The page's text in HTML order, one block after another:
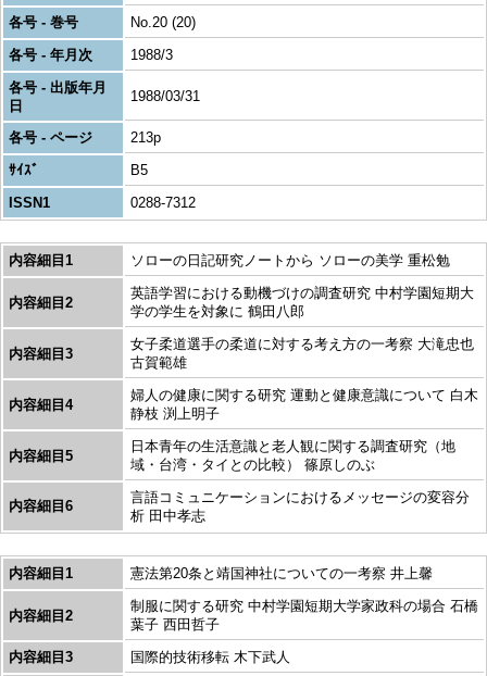
各号 - 巻号
No.20 (20)
各号 - 年月次
1988/3
各号 - 出版年月
日
1988/03/31
各号 - ページ
213p
ｻｲｽﾞ
B5
ISSN1
0288-7312
内容細目1 ソローの日記研究ノートから ソローの美学 重松勉
内容細目2
英語学習における動機づけの調査研究 中村学園短期大
学の学生を対象に 鶴田八郎
内容細目3
女子柔道選手の柔道に対する考え方の一考察 大滝忠也
古賀範雄
内容細目4
婦人の健康に関する研究 運動と健康意識について 白木
静枝 渕上明子
内容細目5
日本青年の生活意識と老人観に関する調査研究（地
域・台湾・タイとの比較） 篠原しのぶ
内容細目6
言語コミュニケーションにおけるメッセージの変容分
析 田中孝志
内容細目1 憲法第20条と靖国神社についての一考察 井上馨
内容細目2
制服に関する研究 中村学園短期大学家政科の場合 石橋
葉子 西田哲子
内容細目3
国際的技術移転 木下武人